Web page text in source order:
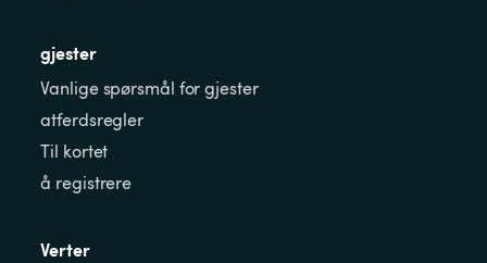
gjester
Vanlige spørsmål for gjester
atferdsregler
Til kortet
å registrere
Verter